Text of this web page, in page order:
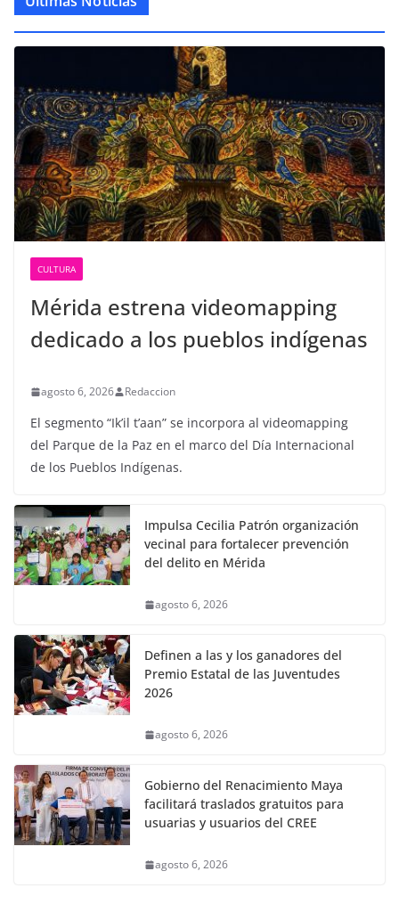
CULTURA
Mérida estrena videomapping
dedicado a los pueblos indígenas
agosto 6, 2026 Redaccion
El segmento “Ik’il t’aan” se incorpora al videomapping
del Parque de la Paz en el marco del Día Internacional
de los Pueblos Indígenas.
Impulsa Cecilia Patrón organización
vecinal para fortalecer prevención
del delito en Mérida
agosto 6, 2026
Definen a las y los ganadores del
Premio Estatal de las Juventudes
2026
agosto 6, 2026
Gobierno del Renacimiento Maya
facilitará traslados gratuitos para
usuarias y usuarios del CREE
agosto 6, 2026